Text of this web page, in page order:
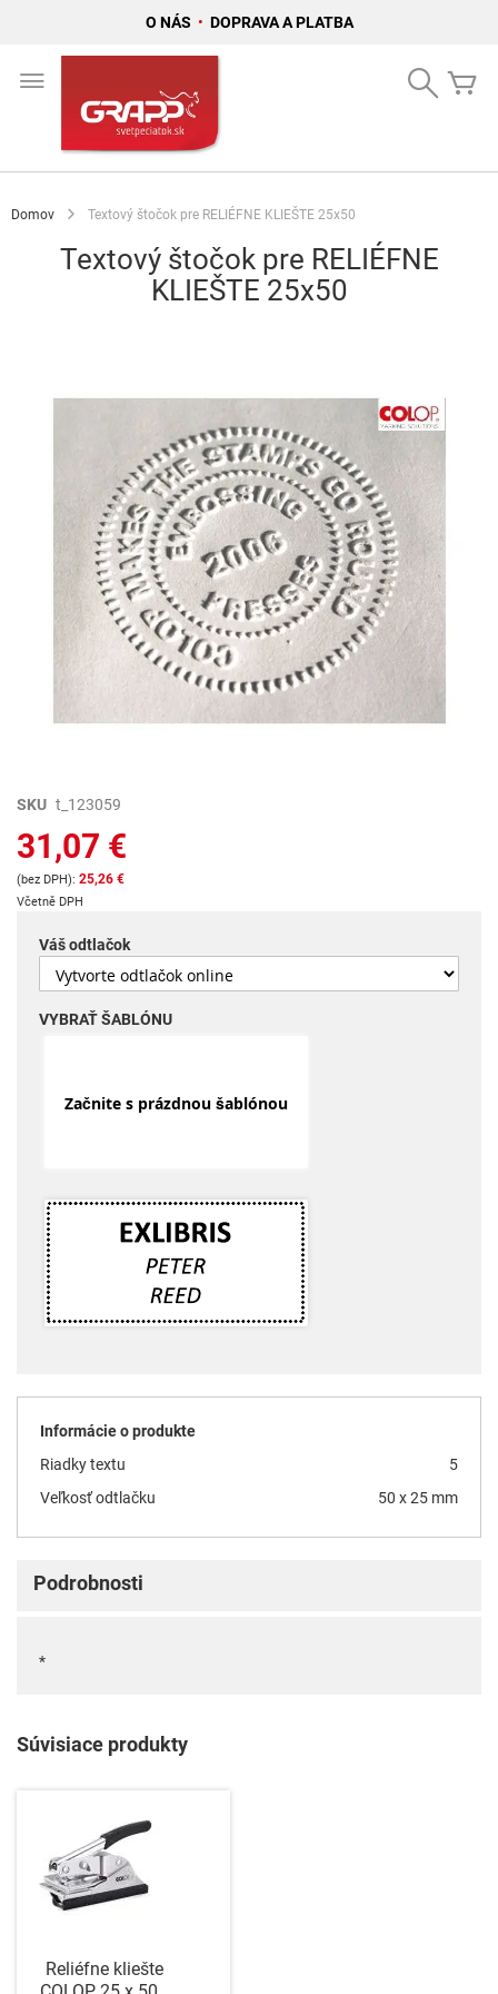
O NÁS • DOPRAVA A PLATBA
Search
Domov Textový štočok pre RELIÉFNE KLIEŠTE 25x50
Textový štočok pre RELIÉFNE
KLIEŠTE 25x50
Preskočiť
začiatok
galérie
obrázkov
SKU t_123059
31,07 €
25,26 €
Včetně DPH
Váš odtlačok
VYBRAŤ ŠABLÓNU
Začnite s prázdnou šablónou
Informácie o produkte
Riadky textu
5
Veľkosť odtlačku
50 x 25 mm
Podrobnosti
*
Súvisiace produkty
Reliéfne kliešte